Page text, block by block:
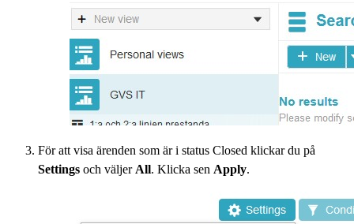
För att visa ärenden som är i status Closed klickar du på
Settings och väljer All. Klicka sen Apply.